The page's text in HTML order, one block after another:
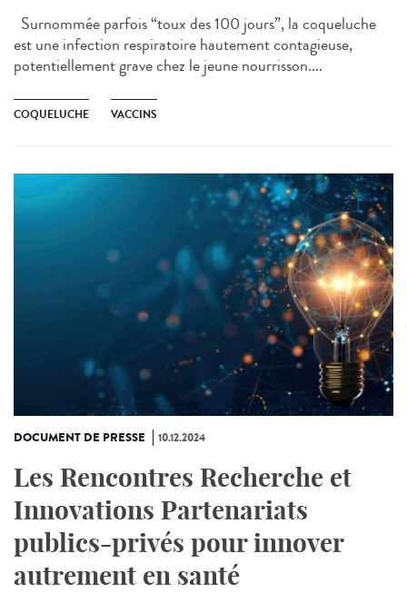
Surnommée parfois “toux des 100 jours”, la coqueluche
est une infection respiratoire hautement contagieuse,
potentiellement grave chez le jeune nourrisson....
COQUELUCHE VACCINS
DOCUMENT DE PRESSE 10.12.2024
Les Rencontres Recherche et
Innovations Partenariats
publics-privés pour innover
autrement en santé